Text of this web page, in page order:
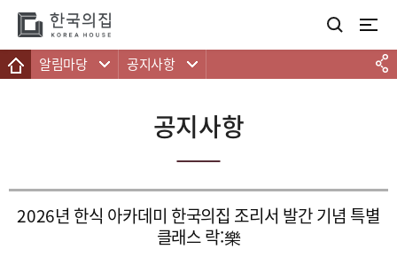
알림마당 공지사항
공지사항
2026년 한식 아카데미 한국의집 조리서 발간 기념 특별
클래스 락:樂